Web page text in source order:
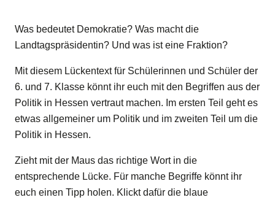
Was bedeutet Demokratie? Was macht die
Landtagspräsidentin? Und was ist eine Fraktion?
Mit diesem Lückentext für Schülerinnen und Schüler der
6. und 7. Klasse könnt ihr euch mit den Begriffen aus der
Politik in Hessen vertraut machen. Im ersten Teil geht es
etwas allgemeiner um Politik und im zweiten Teil um die
Politik in Hessen.
Zieht mit der Maus das richtige Wort in die
entsprechende Lücke. Für manche Begriffe könnt ihr
euch einen Tipp holen. Klickt dafür die blaue